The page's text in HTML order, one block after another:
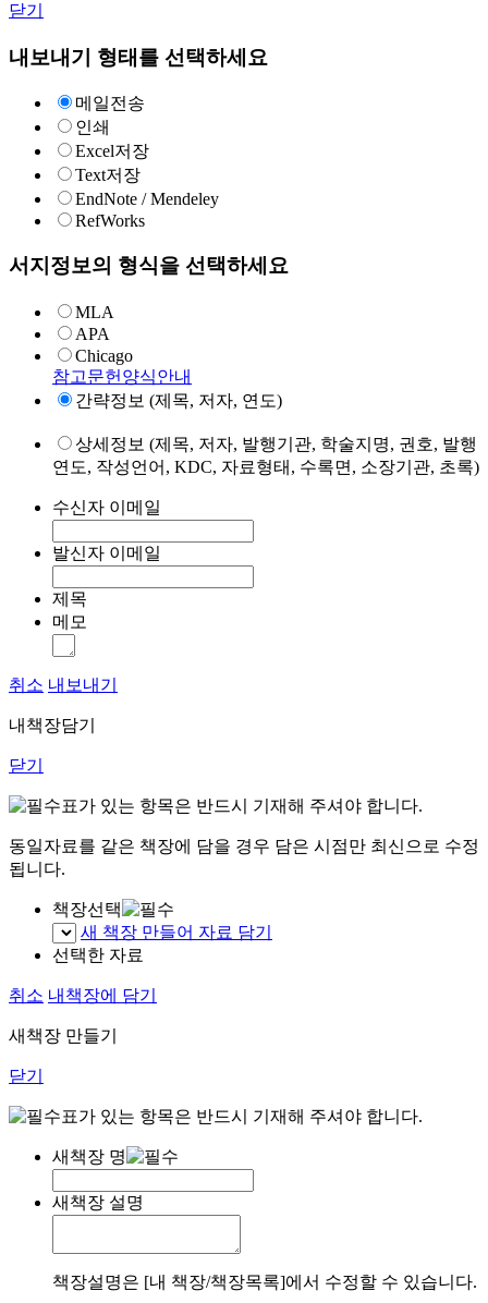
닫기
내보내기 형태를 선택하세요
메일전송
인쇄
Excel저장
Text저장
EndNote / Mendeley
RefWorks
서지정보의 형식을 선택하세요
MLA
APA
Chicago
참고문헌양식안내
간략정보 (제목, 저자, 연도)
상세정보 (제목, 저자, 발행기관, 학술지명, 권호, 발행
연도, 작성언어, KDC, 자료형태, 수록면, 소장기관, 초록)
수신자 이메일
발신자 이메일
제목
메모
취소 내보내기
내책장담기
닫기
표가 있는 항목은 반드시 기재해 주셔야 합니다.
동일자료를 같은 책장에 담을 경우 담은 시점만 최신으로 수정
됩니다.
책장선택
새 책장 만들어 자료 담기
선택한 자료
취소 내책장에 담기
새책장 만들기
닫기
표가 있는 항목은 반드시 기재해 주셔야 합니다.
새책장 명
새책장 설명
책장설명은 [내 책장/책장목록]에서 수정할 수 있습니다.